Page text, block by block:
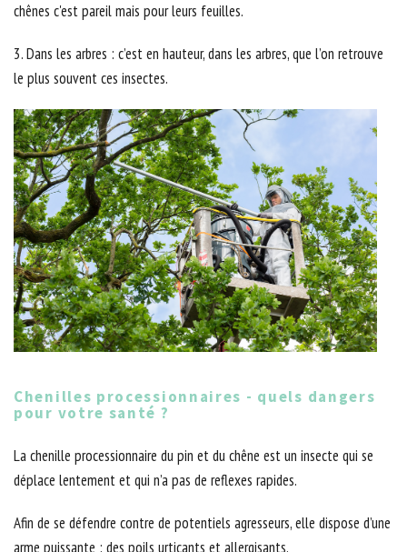
chênes c'est pareil mais pour leurs feuilles.
3. Dans les arbres : c’est en hauteur, dans les arbres, que l’on retrouve
le plus souvent ces insectes.
Chenilles processionnaires - quels dangers
pour votre santé ?
La chenille processionnaire du pin et du chêne est un insecte qui se
déplace lentement et qui n’a pas de reflexes rapides.
Afin de se défendre contre de potentiels agresseurs, elle dispose d’une
arme puissante : des poils urticants et allergisants.